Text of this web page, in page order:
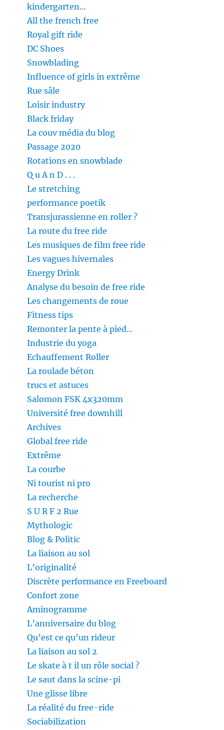
kindergarten…
All the french free
Royal gift ride
DC Shoes
Snowblading
Influence of girls in extrême
Rue sâle
Loisir industry
Black friday
La couv média du blog
Passage 2020
Rotations en snowblade
Q u A n D . . .
Le stretching
performance poetik
Transjurassienne en roller ?
La route du free ride
Les musiques de film free ride
Les vagues hivernales
Energy Drink
Analyse du besoin de free ride
Les changements de roue
Fitness tips
Remonter la pente à pied…
Industrie du yoga
Echauffement Roller
La roulade béton
trucs et astuces
Salomon FSK 4x320mm
Université free downhill
Archives
Global free ride
Extrême
La courbe
Ni tourist ni pro
La recherche
S U R F 2 Rue
Mythologic
Blog & Politic
La liaison au sol
L’originalité
Discrète performance en Freeboard
Confort zone
Aminogramme
L’anniversaire du blog
Qu’est ce qu’un rideur
La liaison au sol 2
Le skate à t il un rôle social ?
Le saut dans la scine-pi
Une glisse libre
La réalité du free-ride
Sociabilization